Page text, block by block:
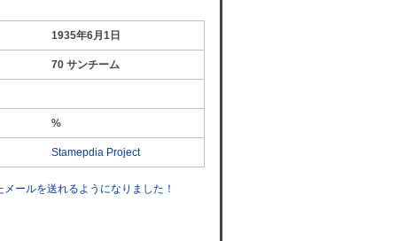
1935年6月1日
70 サンチーム
%
Stamepdia Project
ールを送れるようになりました！